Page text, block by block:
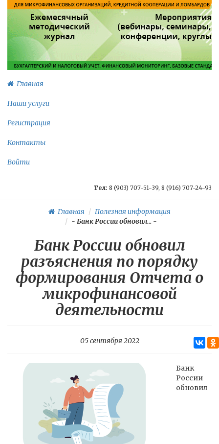
Главная
Наши услуги
Регистрация
Контакты
Войти
Тел: 8 (903) 707-51-39, 8 (916) 707-24-93
Главная
Полезная информация
- Банк России обновил...-
Банк России обновил
разъяснения по порядку
формирования Отчета о
микрофинансовой
деятельности
05 сентября 2022
Банк
России
обновил